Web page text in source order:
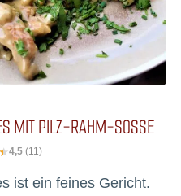
MIT PILZ-RAHM-SOSSE
4,5 (11)
ist ein feines Gericht.